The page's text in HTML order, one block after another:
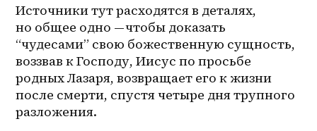
Источники тут расходятся в деталях,
но общее одно — чтобы доказать
“чудесами” свою божественную сущность,
воззвав к Господу, Иисус по просьбе
родных Лазаря, возвращает его к жизни
после смерти, спустя четыре дня трупного
разложения.